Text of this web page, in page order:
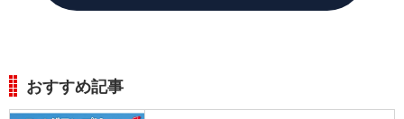
おすすめ記事